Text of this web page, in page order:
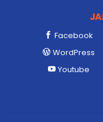
Facebook
WordPress
Youtube